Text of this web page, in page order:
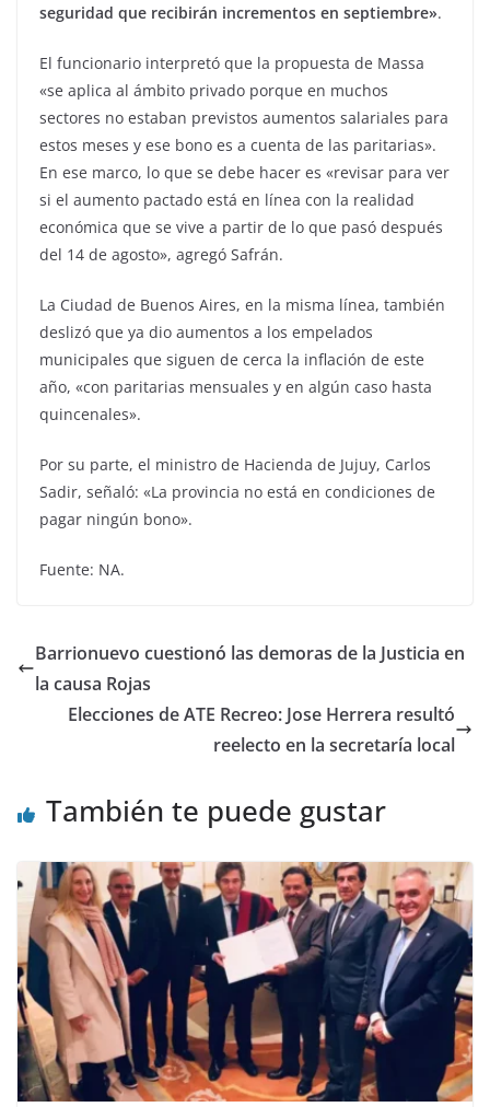
seguridad que recibirán incrementos en septiembre».
El funcionario interpretó que la propuesta de Massa
«se aplica al ámbito privado porque en muchos
sectores no estaban previstos aumentos salariales para
estos meses y ese bono es a cuenta de las paritarias».
En ese marco, lo que se debe hacer es «revisar para ver
si el aumento pactado está en línea con la realidad
económica que se vive a partir de lo que pasó después
del 14 de agosto», agregó Safrán.
La Ciudad de Buenos Aires, en la misma línea, también
deslizó que ya dio aumentos a los empelados
municipales que siguen de cerca la inflación de este
año, «con paritarias mensuales y en algún caso hasta
quincenales».
Por su parte, el ministro de Hacienda de Jujuy, Carlos
Sadir, señaló: «La provincia no está en condiciones de
pagar ningún bono».
Fuente: NA.
Barrionuevo cuestionó las demoras de la Justicia en
la causa Rojas
Elecciones de ATE Recreo: Jose Herrera resultó
reelecto en la secretaría local
También te puede gustar